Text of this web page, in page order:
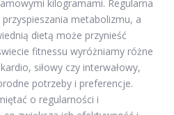
kilogramami. Regularna
metabolizmu, a
dietą może przynieść
fitnessu wyróżniamy różne
siłowy czy interwałowy,
potrzeby i preferencje.
o regularności i